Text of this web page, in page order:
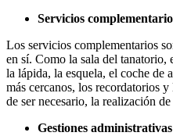
Servicios
Los servicios complementarios
en sí. Como la sala del
la lápida, la esquela, el coche de
más cercanos, los recordatorios
de ser necesario, la realización
Gestiones administrativas